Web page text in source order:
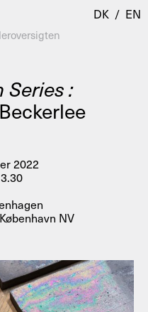
Studios
Søg
DK / EN
Series :
2022
NV